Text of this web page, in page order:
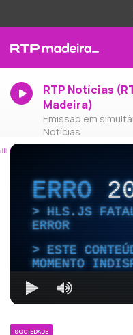
RTP Notícias
Madeira)
Emissão em
Notícias
ERRO
HLS.JS
ERROR
ESTE
MOMENTO
SOCIEDADE